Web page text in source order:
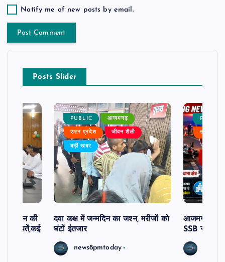
Notify me of new posts by email.
Posts Slider
की
शिकायतें,कई
PUBLIC आजमगढ़
उत्तर प्रदेश जीवन शैली
बड़ी खबर
दवा कक्ष में जन्मदिन का जश्न, मरीजों को
घंटों इंतजार
news8pmtoday
PUBLIC
उत्तर
आजमगढ़
SSB सुबेदार